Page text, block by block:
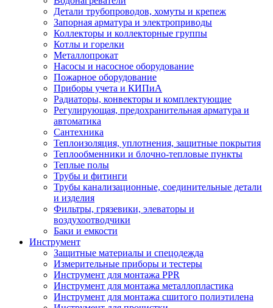
Детали трубопроводов, хомуты и крепеж
Запорная арматура и электроприводы
Коллекторы и коллекторные группы
Котлы и горелки
Металлопрокат
Насосы и насосное оборудование
Пожарное оборудование
Приборы учета и КИПиА
Радиаторы, конвекторы и комплектующие
Регулирующая, предохранительная арматура и
автоматика
Сантехника
Теплоизоляция, уплотнения, защитные покрытия
Теплообменники и блочно-тепловые пункты
Теплые полы
Трубы и фитинги
Трубы канализационные, соединительные детали
и изделия
Фильтры, грязевики, элеваторы и
воздухоотводчики
Баки и емкости
Инструмент
Защитные материалы и спецодежда
Измерительные приборы и тестеры
Инструмент для монтажа PPR
Инструмент для монтажа металлопластика
Инструмент для монтажа сшитого полиэтилена